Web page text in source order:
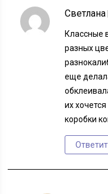
Светлана
Классные
разных
еще
их
коробки